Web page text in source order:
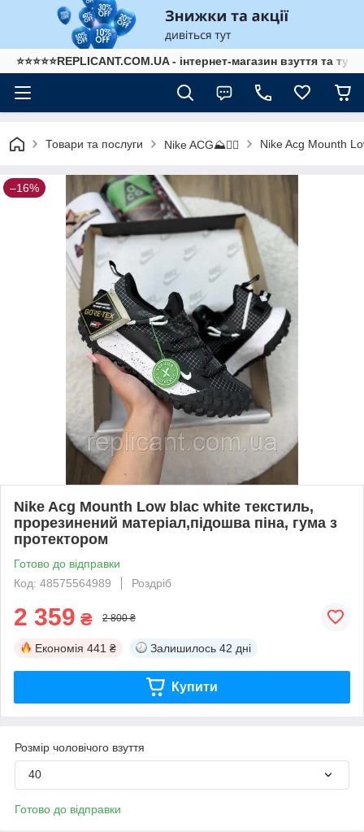
⭐⭐⭐⭐⭐REPLICANT.COM.UA - інтернет-магазин взуття та
Товари та послуги Nike ACG⛰️🧗‍♀️ Nike Acg Mounth
–16%
Nike Acg Mounth Low blac white текстиль,
прорезинений матеріал,підошва піна, гума з
протектором
Готово до відправки
Код: 48575564989
Роздріб
2 359 ₴ 2 800 ₴
Економія 441 ₴ Залишилось 42 дні
Купити
Розмір чоловічого взуття
40
Готово до відправки